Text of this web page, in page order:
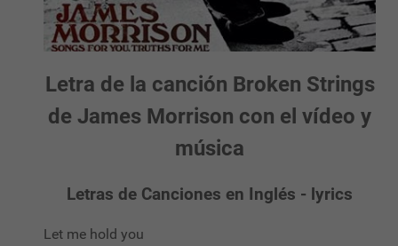
Letra de la canción Broken Strings
de James Morrison con el vídeo y
música
Letras de Canciones en Inglés - lyrics
Let me hold you